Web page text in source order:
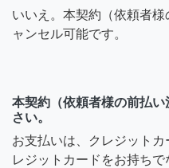
いいえ。本契約（依頼者
ャンセル可能です。
本契約（依頼者様の前払
さい。
お支払いは、クレジット
レジットカードをお持ち